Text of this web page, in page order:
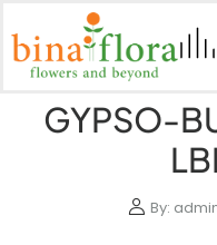
GYPSO-
By: